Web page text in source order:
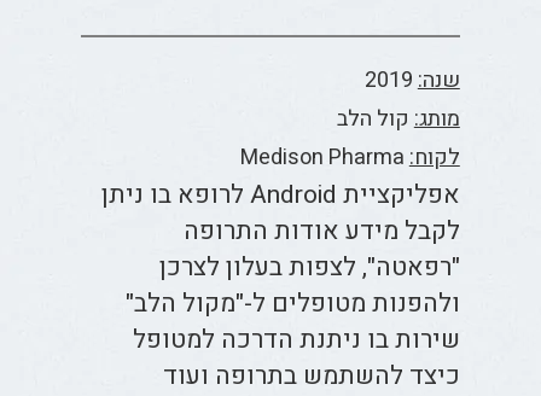
שנה:2019
מותג:קול הלב
לקוח:Medison Pharma
אפליקציית Android לרופא בו ניתן
לקבל מידע אודות התרופה
"רפאטה", לצפות בעלון לצרכן
ולהפנות מטופלים ל-"מקול הלב"
שירות בו ניתנת הדרכה למטופל
כיצד להשתמש בתרופה ועוד